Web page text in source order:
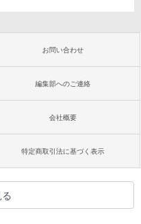
お問い合わせ
編集部へのご連絡
会社概要
特定商取引法に基づく表示